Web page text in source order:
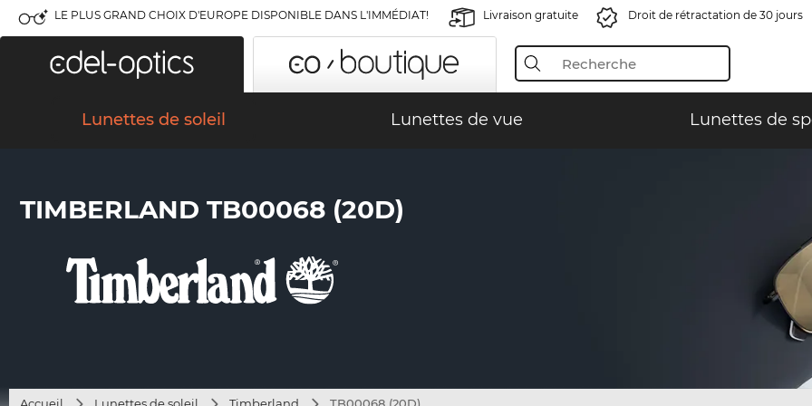
LE PLUS GRAND CHOIX D'EUROPE DISPONIBLE DANS L'IMMÉDIAT! Livraison gratuite Droit de rétractation de 30 jours
Lunettes de soleil Lunettes de vue Lunettes de
TIMBERLAND TB00068 (20D)